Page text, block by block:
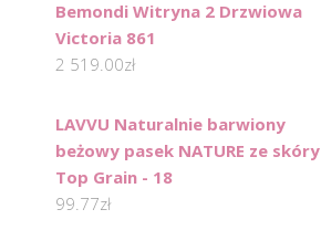
Bemondi Witryna 2 Drzwiowa
Victoria 861
2 519.00zł
LAVVU Naturalnie barwiony
beżowy pasek NATURE ze skóry
Top Grain - 18
99.77zł